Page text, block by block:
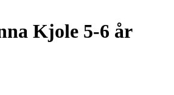
Kjole 5-6 år